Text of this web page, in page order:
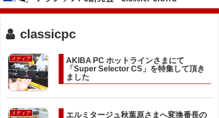
classicpc
メディア
AKIBA PC ホットラインさまにて
「Super Selector CS」を特集して頂き
ました
メディア
エルミタージュ秋葉原さまへ変換番長の